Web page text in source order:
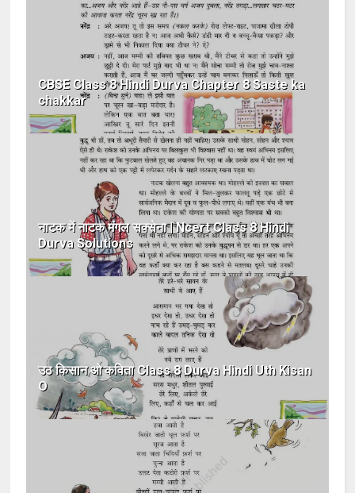
CBSE Class 8 Hindi Durva Chapter 8 Saste ka
chakkar
नाटक में नाटक मंगल सक्सेना | Ncert Class 8 Hindi
Durva Solutions
उठ किसान ओ कविता Class 8 Durva Hindi Uth Kisan
O